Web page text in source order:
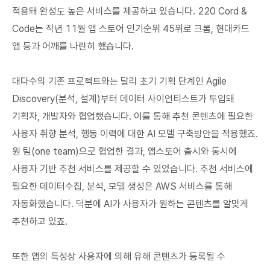
적용돼 완성도 높은 서비스를 제공하고 있습니다. 220 Cord &
Code는 작년 11월 앱 스토어 인기순위 45위로 크롬, 현대카드
앱 등과 어깨를 나란히 했습니다.
대다수의 기존 프로젝트와는 달리 초기 기획 단계인 Agile
Discovery(분석, 설계)부터 데이터 사이언티스트가 투입돼
기획자, 개발자와 협업했습니다. 이를 통해 추천 콘텐츠에 필요한
사용자 취향 분석, 행동 이력에 대한 AI 모델 구축방안을 적용했죠.
원 팀(one team)으로 협업한 결과, 앱스토어 출시와 동시에
사용자 기반 추천 서비스를 제공할 수 있었습니다. 추천 서비스에
필요한 데이터수집, 분석, 모델 생성은 AWS 서비스를 통해
자동화했습니다. 덕분에 AI가 사용자가 원하는 콘텐츠를 알맞게
추천하고 있죠.
또한 앱의 특성상 사용자에 의해 유해 콘텐츠가 등록될 수